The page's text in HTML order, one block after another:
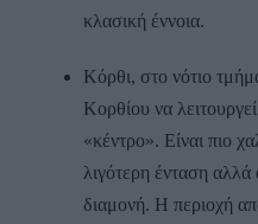
κλασική έννοια.
Κόρθι, στο νότιο
Κορθίου να
«κέντρο». Είναι πιο
λιγότερη ένταση αλλά
διαμονή. Η περιοχή